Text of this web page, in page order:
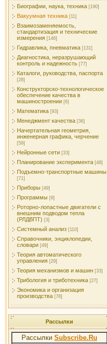
Биографии, наука, техника [190]
Вакуумная техника [11]
Взаимозаменяемость,
стандартизация и технические
измерения [146]
Гидравлика, пневматика [131]
Диагностика, неразрушающий
контроль и надежность [77]
Каталоги, руководства, паспорта
[28]
Конструкторско-технологическое
обеспечение качества в
машиностроении [6]
Математика [93]
Менеджмент качества [36]
Начертательная геометрия,
инженерная графика, черчение
[59]
Нейронные сети [33]
Планирование эксперимента [48]
Подъемно-транспортные машины
[71]
Приборы [49]
Программы [9]
Роторно-лопастные двигатели с
внешним подводом тепла
(РЛДВПТ) [3]
Системный анализ [110]
Справочники, энциклопедии,
словари [49]
Теория автоматического
управления [29]
Теория механизмов и машин [33]
Трибология и триботехника [27]
Экономика и организация
производства [78]
Рассылки
Рассылки Subscribe.Ru